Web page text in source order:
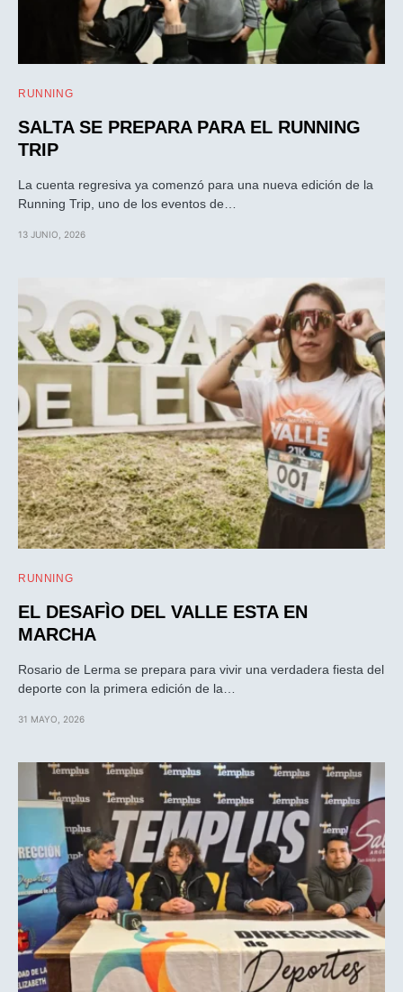
RUNNING
SALTA SE PREPARA PARA EL RUNNING
TRIP
La cuenta regresiva ya comenzó para una nueva edición de la
Running Trip, uno de los eventos de…
13 JUNIO, 2026
RUNNING
EL DESAFÌO DEL VALLE ESTA EN
MARCHA
Rosario de Lerma se prepara para vivir una verdadera fiesta del
deporte con la primera edición de la…
31 MAYO, 2026